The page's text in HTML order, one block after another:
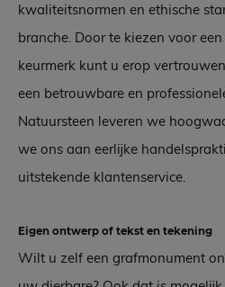
kwaliteitsnormen en ethische
branche. Door te kiezen voor
keurmerk kunt u erop
een betrouwbare en
Natuursteen leveren we
we ons aan eerlijke
uitstekende klantenservice.
Eigen ontwerp of tekst en tekening
Wilt u zelf een grafmonument